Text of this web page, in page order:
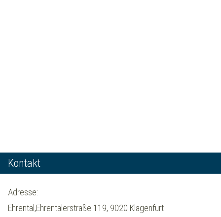
Kontakt
Adresse:
Ehrental,Ehrentalerstraße 119, 9020 Klagenfurt